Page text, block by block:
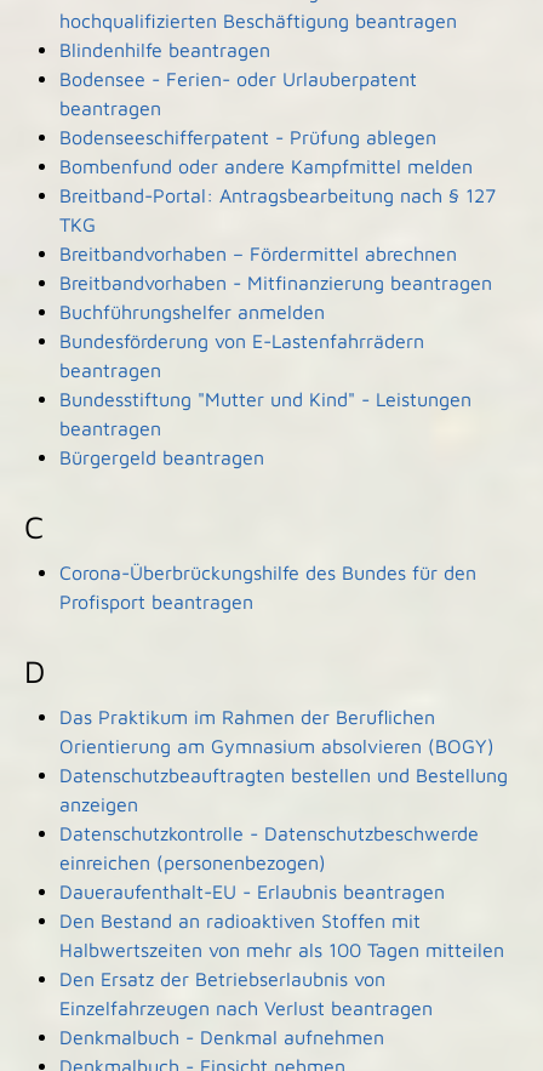
hochqualifizierten Beschäftigung beantragen
Blindenhilfe beantragen
Bodensee - Ferien- oder Urlauberpatent
beantragen
Bodenseeschifferpatent - Prüfung ablegen
Bombenfund oder andere Kampfmittel melden
Breitband-Portal: Antragsbearbeitung nach § 127
TKG
Breitbandvorhaben – Fördermittel abrechnen
Breitbandvorhaben - Mitfinanzierung beantragen
Buchführungshelfer anmelden
Bundesförderung von E-Lastenfahrrädern
beantragen
Bundesstiftung "Mutter und Kind" - Leistungen
beantragen
Bürgergeld beantragen
C
Corona-Überbrückungshilfe des Bundes für den
Profisport beantragen
D
Das Praktikum im Rahmen der Beruflichen
Orientierung am Gymnasium absolvieren (BOGY)
Datenschutzbeauftragten bestellen und Bestellung
anzeigen
Datenschutzkontrolle - Datenschutzbeschwerde
einreichen (personenbezogen)
Daueraufenthalt-EU - Erlaubnis beantragen
Den Bestand an radioaktiven Stoffen mit
Halbwertszeiten von mehr als 100 Tagen mitteilen
Den Ersatz der Betriebserlaubnis von
Einzelfahrzeugen nach Verlust beantragen
Denkmalbuch - Denkmal aufnehmen
Denkmalbuch - Einsicht nehmen